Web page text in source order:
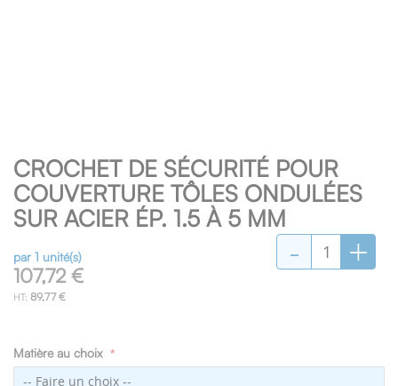
CROCHET DE SÉCURITÉ POUR
COUVERTURE TÔLES ONDULÉES
SUR ACIER ÉP. 1.5 À 5 MM
par 1 unité(s)
107,72 €
89,77 €
Matière au choix
- +
to
the
beginning
of
images
gallery